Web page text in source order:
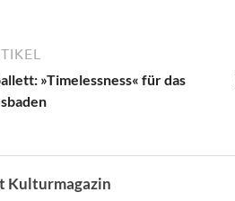
»Timelessness« für das
Kulturmagazin